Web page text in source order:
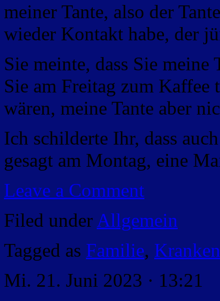
meiner Tante, also der
wieder Kontakt habe, der
Sie meinte, dass Sie meine
Sie am Freitag zum Kaffee
wären, meine Tante aber
Ich schilderte Ihr, dass
gesagt am Montag, eine
Leave a Comment
Filed under Allgemein
Tagged as Familie,
Mi. 21. Juni 2023 · 13:21